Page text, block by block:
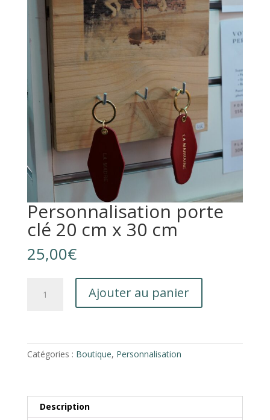
Personnalisation porte
clé 20 cm x 30 cm
25,00€
Personnalisation
20
30
Ajouter au panier
Catégories : Boutique, Personnalisation
Description